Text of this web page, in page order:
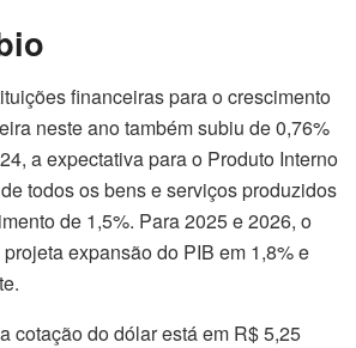
financeiras para o crescimento
neste ano também subiu de 0,76%
a expectativa para o Produto Interno
todos os bens e serviços produzidos
de 1,5%. Para 2025 e 2026, o
expansão do PIB em 1,8% e
cotação do dólar está em R$ 5,25